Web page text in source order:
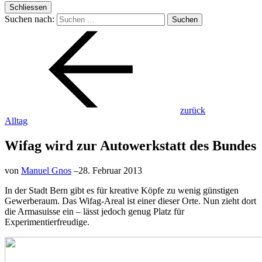
Schliessen
Suchen nach:
zurück
Alltag
Wifag wird zur Autowerkstatt des Bundes
von Manuel Gnos –28. Februar 2013
In der Stadt Bern gibt es für kreative Köpfe zu wenig günstigen
Gewerberaum. Das Wifag-Areal ist einer dieser Orte. Nun zieht dort
die Armasuisse ein – lässt jedoch genug Platz für
Experimentierfreudige.